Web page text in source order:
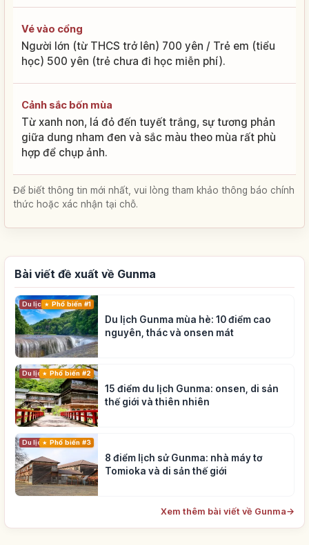
Vé vào cổng
Người lớn (từ THCS trở lên) 700 yên / Trẻ em (tiểu
học) 500 yên (trẻ chưa đi học miễn phí).
Cảnh sắc bốn mùa
Từ xanh non, lá đỏ đến tuyết trắng, sự tương phản
giữa dung nham đen và sắc màu theo mùa rất phù
hợp để chụp ảnh.
Để biết thông tin mới nhất, vui lòng tham khảo thông báo chính
thức hoặc xác nhận tại chỗ.
Bài viết đề xuất về Gunma
Du lịch Phổ biến #1
Du lịch Gunma mùa hè: 10 điểm cao
nguyên, thác và onsen mát
Du lịch Phổ biến #2
15 điểm du lịch Gunma: onsen, di sản
thế giới và thiên nhiên
Du lịch Phổ biến #3
8 điểm lịch sử Gunma: nhà máy tơ
Tomioka và di sản thế giới
Xem thêm bài viết về Gunma→